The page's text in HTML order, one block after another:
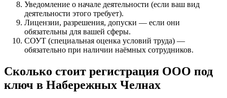
Уведомление о начале деятельности (если ваш вид
деятельности этого требует).
Лицензии, разрешения, допуски — если они
обязательны для вашей сферы.
СОУТ (специальная оценка условий труда) —
обязательно при наличии наёмных сотрудников.
Сколько стоит регистрация ООО под
ключ в Набережных Челнах